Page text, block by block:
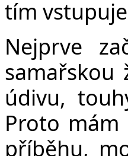
tím
Nejprve
samařskou
údivu,
Proto mám
příběhu,